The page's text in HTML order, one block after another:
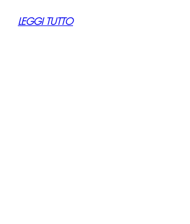
LEGGI TUTTO